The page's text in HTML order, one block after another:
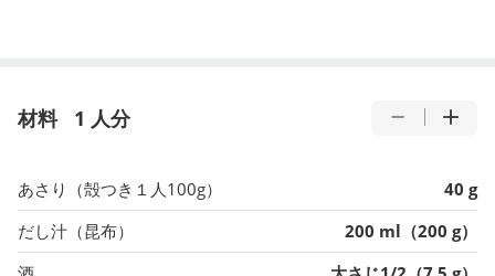
材料 1 人分
あさり（殻つき１人100g）
40 g
だし汁（昆布）
200 ml（200 g）